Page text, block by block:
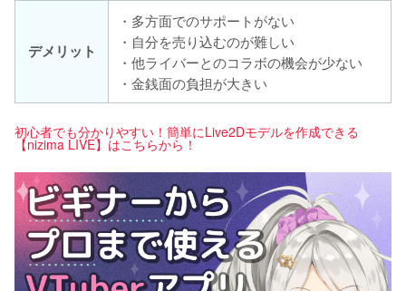
デメリット
・多方面でのサポートがない
・自分を売り込むのが難しい
・他ライバーとのコラボの機会が少ない
・金銭面の負担が大きい
初心者でも分かりやすい！簡単にLive2Dモデルを作成できる
【nizima LIVE】はこちらから！